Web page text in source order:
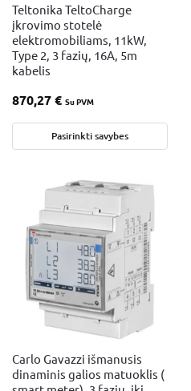
Teltonika TeltoCharge
įkrovimo stotelė
elektromobiliams, 11kW,
Type 2, 3 fazių, 16A, 5m
kabelis
870,27€ Su PVM
Pasirinkti savybes
Carlo Gavazzi išmanusis
dinaminis galios matuoklis (